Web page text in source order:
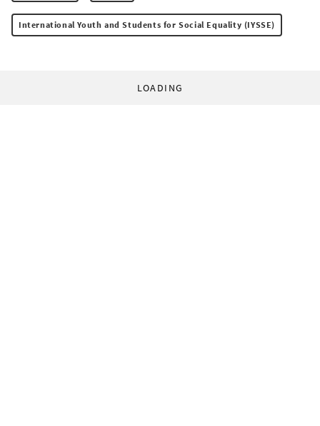
International Youth and Students for Social Equality (IYSSE)
LOADING